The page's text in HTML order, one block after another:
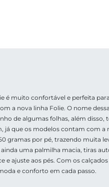
é muito confortável e perfeita
a nova linha Folie. O nome
de algumas folhas, além disso,
já que os modelos contam com a
gramas por pé, trazendo muita
uma palmilha macia, tiras
e ajuste aos pés. Com os
e conforto em cada passo.